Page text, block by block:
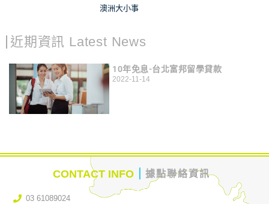
澳洲大小事
近期資訊 Latest News
10年免息-台北富邦留學貸款
2022-11-14
CONTACT INFO 據點聯絡資訊
03 61089024